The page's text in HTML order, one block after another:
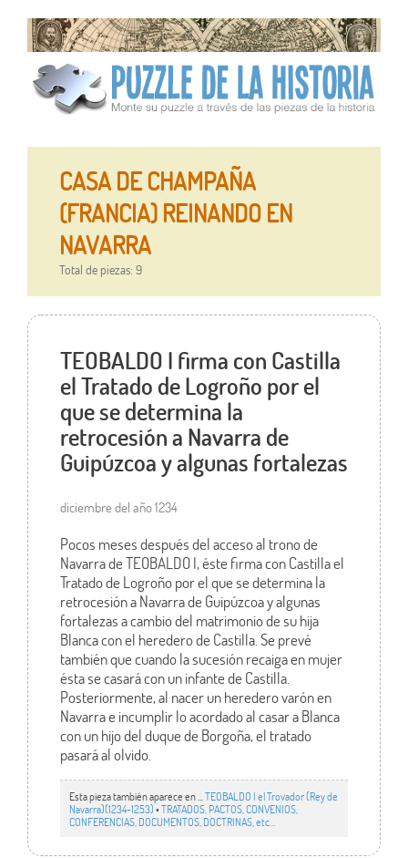
CASA DE CHAMPAÑA
(FRANCIA) REINANDO EN
NAVARRA
Total de piezas: 9
TEOBALDO I firma con Castilla
el Tratado de Logroño por el
que se determina la
retrocesión a Navarra de
Guipúzcoa y algunas fortalezas
diciembre del año 1234
Pocos meses después del acceso al trono de
Navarra de TEOBALDO I, éste firma con Castilla el
Tratado de Logroño por el que se determina la
retrocesión a Navarra de Guipúzcoa y algunas
fortalezas a cambio del matrimonio de su hija
Blanca con el heredero de Castilla. Se prevé
también que cuando la sucesión recaiga en mujer
ésta se casará con un infante de Castilla.
Posteriormente, al nacer un heredero varón en
Navarra e incumplir lo acordado al casar a Blanca
con un hijo del duque de Borgoña, el tratado
pasará al olvido.
Esta pieza también aparece en ... TEOBALDO I el Trovador (Rey de
Navarra)(1234-1253)•TRATADOS, PACTOS, CONVENIOS,
CONFERENCIAS, DOCUMENTOS, DOCTRINAS, etc…